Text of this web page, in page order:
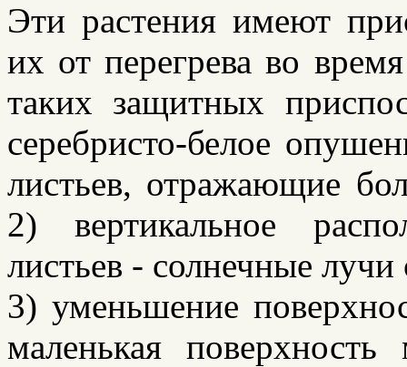
Эти растения имеют
их от перегрева во
таких защитных
серебристо-белое
листьев, отражающие
2) вертикальное
листьев - солнечные лучи
3) уменьшение
маленькая